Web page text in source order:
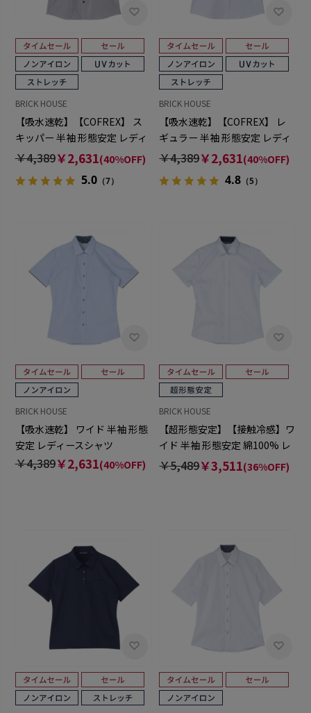
BRICK HOUSE
【吸水速乾】【COFREX】 ス
キッパー 半袖 形態安定 レディ
ースシャツ
￥4,389￥2,631(40%OFF)
5.0（7）
BRICK HOUSE
【吸水速乾】【COFREX】 レ
ギュラー 半袖 形態安定 レディ
ースシャツ
￥4,389￥2,631(40%OFF)
4.8 （5）
BRICK HOUSE
【吸水速乾】 ワイド 半袖 形態
安定 レディースシャツ
￥4,389￥2,631(40%OFF)
BRICK HOUSE
【超形態安定】【接触冷感】ワ
イド 半袖 形態安定 綿100% レ
ディースシャツ
￥5,489￥3,511(36%OFF)